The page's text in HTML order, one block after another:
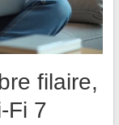
filaire,
Fi 7